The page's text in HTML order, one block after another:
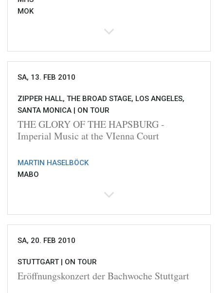
MOK
SA, 13. FEB 2010
ZIPPER HALL, THE BROAD STAGE, LOS ANGELES,
SANTA MONICA | ON TOUR
THE GLORY OF THE HAPSBURG -
Imperial Music at the VIenna Court
MARTIN HASELBÖCK
MABO
SA, 20. FEB 2010
STUTTGART | ON TOUR
Eröffnungskonzert der Bachwoche Stuttgart